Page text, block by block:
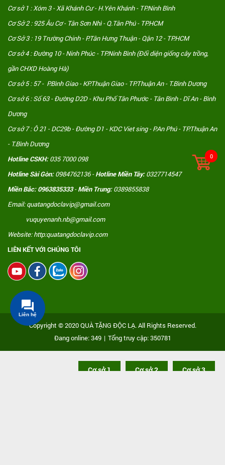
Cơ sở 1 : Xóm 3 - Xã Khánh Cư - H.Yên Khánh - TP.Ninh Bình
Cơ Sở 2 : 925 Âu Cơ - Tân Sơn Nhì - Q.Tân Phú - TP.HCM
Cơ Sở 3 : 19 Trường Chinh - P.Tân Hưng Thuận - Qận 12 - TP.HCM
Cơ sở 4 : Đường 10 - Ninh Phúc - TP.Ninh Bình (Đối diện giống cây trồng,
gần CHXD Hoàng Hà)
Cơ sở 5 : 57 - P.Bình Giao - KP.Thuận Giao - TP.Thuận An - T.Bình Dương
Cơ sở 6 : Số 63 - Đường D2D - Khu Phố Tân Phước - Tân Bình - Dĩ An - Bình
Dương
Cơ sở 7 : Ô 21 - DC29b - Đường D1 - KDC Viet sing - P.An Phú - TP.Thuận An
- T.Bình Dương
Hotline CSKH:035 7000 098
Hotline Sài Gòn:0984762136 -Hotline Miền Tây:0327714547
Miền Bắc: 0963835333-Miền Trung:0389855838
Email: quatangdoclavip@gmail.com
vuquyenanh.nb@gmail.com
Website: http:quatangdoclavip.com
LIÊN KẾT VỚI CHÚNG TÔI
Copyright © 2020 QUÀ TẶNG ĐỘC LẠ. All Rights Reserved.
Đang online: 349 | Tổng truy cập: 350781
Cơ sở 1 Cơ sở 2 Cơ sở 3
Liên hệ
0